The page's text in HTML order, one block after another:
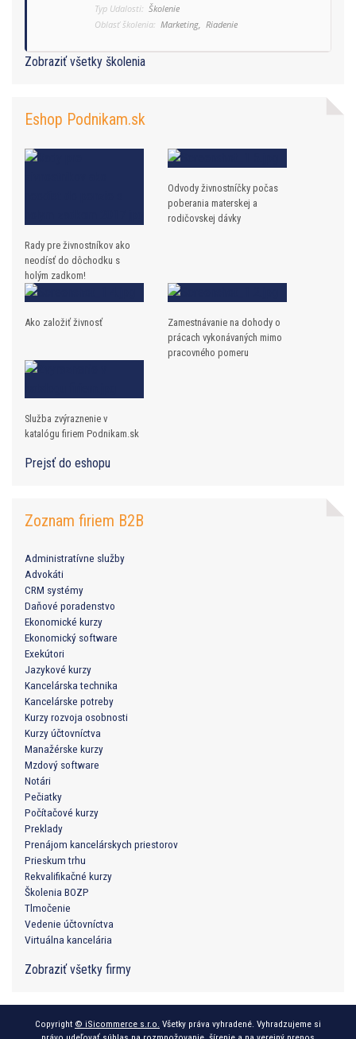
Typ Udalosti: Školenie
Oblasť školenia: Marketing, Riadenie
Zobraziť všetky školenia
Eshop Podnikam.sk
Rady pre živnostníkov ako
neodísť do dôchodku s
holým zadkom!
Odvody živnostníčky počas
poberania materskej a
rodičovskej dávky
Ako založiť živnosť
Zamestnávanie na dohody o
prácach vykonávaných mimo
pracovného pomeru
Služba zvýraznenie v
katalógu firiem Podnikam.sk
Prejsť do eshopu
Zoznam firiem B2B
Administratívne služby
Advokáti
CRM systémy
Daňové poradenstvo
Ekonomické kurzy
Ekonomický software
Exekútori
Jazykové kurzy
Kancelárska technika
Kancelárske potreby
Kurzy rozvoja osobnosti
Kurzy účtovníctva
Manažérske kurzy
Mzdový software
Notári
Pečiatky
Počítačové kurzy
Preklady
Prenájom kancelárskych priestorov
Prieskum trhu
Rekvalifikačné kurzy
Školenia BOZP
Tlmočenie
Vedenie účtovníctva
Virtuálna kancelária
Zobraziť všetky firmy
Copyright © iSicommerce s.r.o. Všetky práva vyhradené. Vyhradzujeme si